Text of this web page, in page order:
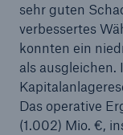
sehr guten
verbessertes
konnten ein
als ausgleichen.
Das operative
(1.002) Mio. €,